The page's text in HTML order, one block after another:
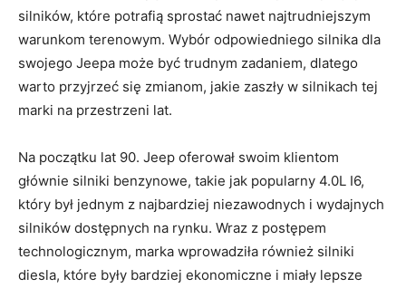
silników, które potrafią sprostać nawet⁢ najtrudniejszym
warunkom terenowym. Wybór ‍odpowiedniego silnika dla
swojego Jeepa może być trudnym zadaniem, dlatego
warto ⁢przyjrzeć się zmianom, jakie zaszły w silnikach ‌tej
marki na przestrzeni lat.
Na początku lat 90. Jeep oferował swoim klientom
głównie silniki⁤ benzynowe, takie jak popularny 4.0L I6,
który był jednym z najbardziej ⁣niezawodnych ⁢i wydajnych
silników dostępnych na rynku. Wraz z postępem
technologicznym, marka wprowadziła ⁤również ​silniki
diesla, które były bardziej ekonomiczne i miały lepsze